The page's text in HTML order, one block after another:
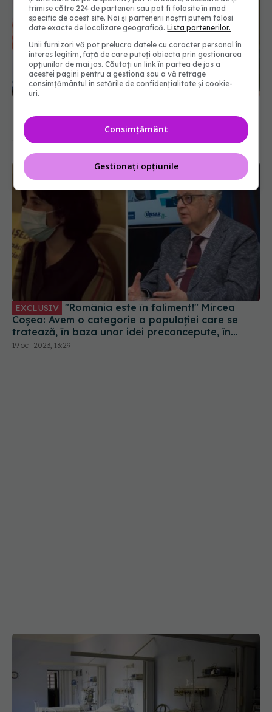
Favipiravir ar putea ajunge în farmacii. Alexandru
Rafila: Căutăm o soluție. Antiviralele sunt toxice,
nerecomandate la vârsta fertilă
21 dec 2021, 22:13
EXCLUSIV
Coșea: Avem o categorie a populației care se
tratează, în baza unor idei preconcepute, în
Turcia sau Austria. Se tratează bine și aici!
19 oct 2023, 13:29
trimise către 224 de parteneri sau pot fi folosite în mod
specific de acest site. Noi și partenerii noștri putem folosi
date exacte de localizare geografică.Lista partenerilor.
Unii furnizori vă pot prelucra datele cu caracter personal în
interes legitim, față de care puteți obiecta prin gestionarea
opțiunilor de mai jos. Căutați un link în partea de jos a
acestei pagini pentru a gestiona sau a vă retrage
consimțământul în setările de confidențialitate și cookie-
uri.
Consimțământ
Gestionați opțiunile